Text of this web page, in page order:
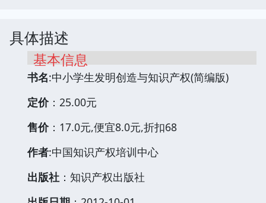
具体描述
基本信息
书名:中小学生发明创造与知识产权(简编版)
定价：25.00元
售价：17.0元,便宜8.0元,折扣68
作者:中国知识产权培训中心
出版社 ：知识产权出版社